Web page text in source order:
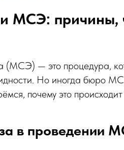
МСЭ: причины,
(МСЭ) — это процедура,
Но иногда бюро
почему это
в проведении